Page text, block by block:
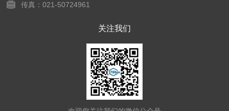
传真：021-50724961
关注我们